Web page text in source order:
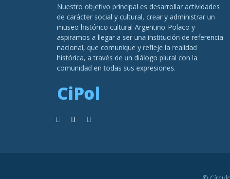
Nuestro objetivo principal es desarrollar actividades
de carácter social y cultural, crear y administrar un
museo histórico cultural Argentino-Polaco y
aspiramos a llegar a ser una institución de referencia
nacional, que comunique y refleje la realidad
histórica, a través de un diálogo plural con la
comunidad en todas sus expresiones.
CiPol